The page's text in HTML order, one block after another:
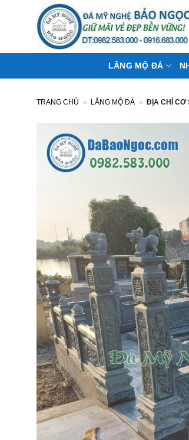
dung
LĂNG MỘ ĐÁ
TRANG CHỦ » LĂNG MỘ ĐÁ » ĐỊA CHỈ CƠ